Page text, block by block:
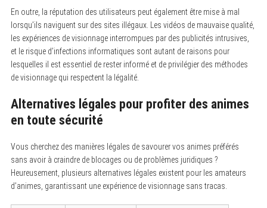
En outre, la réputation des utilisateurs peut également être mise à mal
lorsqu’ils naviguent sur des sites illégaux. Les vidéos de mauvaise qualité,
les expériences de visionnage interrompues par des publicités intrusives,
et le risque d’infections informatiques sont autant de raisons pour
lesquelles il est essentiel de rester informé et de privilégier des méthodes
de visionnage qui respectent la légalité.
Alternatives légales pour profiter des animes
en toute sécurité
Vous cherchez des manières légales de savourer vos animes préférés
sans avoir à craindre de blocages ou de problèmes juridiques ?
Heureusement, plusieurs alternatives légales existent pour les amateurs
d’animes, garantissant une expérience de visionnage sans tracas.